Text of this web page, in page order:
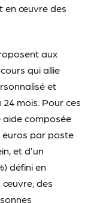
en œuvre des
aux
qui allie
et
mois. Pour ces
aide composée
euros par poste
et d’un
défini en
œuvre, des